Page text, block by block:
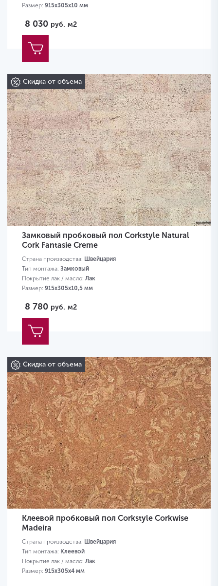
Размер: 915х305х10 мм
8 030 руб. м2
Скидка от объема
Замковый пробковый пол Corkstyle Natural
Cork Fantasie Creme
Страна производства: Швейцария
Тип монтажа: Замковый
Покрытие лак / масло: Лак
Размер: 915х305х10,5 мм
8 780 руб. м2
Скидка от объема
Клеевой пробковый пол Corkstyle Corkwise
Madeira
Страна производства: Швейцария
Тип монтажа: Клеевой
Покрытие лак / масло: Лак
Размер: 915х305х4 мм